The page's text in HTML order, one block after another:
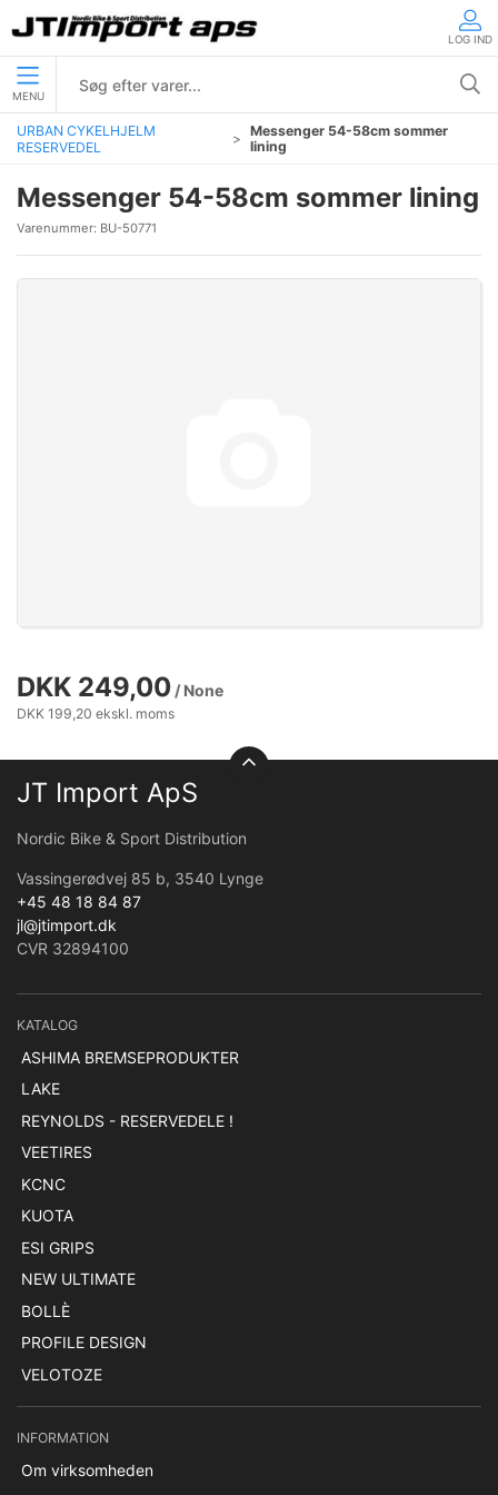
LOG IND
MENU
URBAN CYKELHJELM
RESERVEDEL
Messenger 54-58cm sommer
lining
Messenger 54-58cm sommer lining
Varenummer: BU-50771
DKK 249,00 / None
DKK 199,20 ekskl. moms
JT Import ApS
Nordic Bike & Sport Distribution
Vassingerødvej 85 b, 3540 Lynge
+45 48 18 84 87
jl@jtimport.dk
CVR 32894100
KATALOG
ASHIMA BREMSEPRODUKTER
LAKE
REYNOLDS - RESERVEDELE !
VEETIRES
KCNC
KUOTA
ESI GRIPS
NEW ULTIMATE
BOLLÈ
PROFILE DESIGN
VELOTOZE
INFORMATION
Om virksomheden